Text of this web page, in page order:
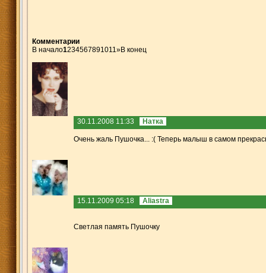
Комментарии
В начало1234567891011»В конец
30.11.2008 11:33 Натка
Очень жаль Пушочка... :( Теперь малыш в самом
15.11.2009 05:18 Aliastra
Cветлая память Пушочку